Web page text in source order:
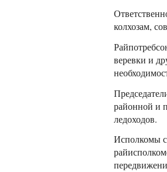
колхозам,
веревки и
районной и
ледоходов.
Исполкомы